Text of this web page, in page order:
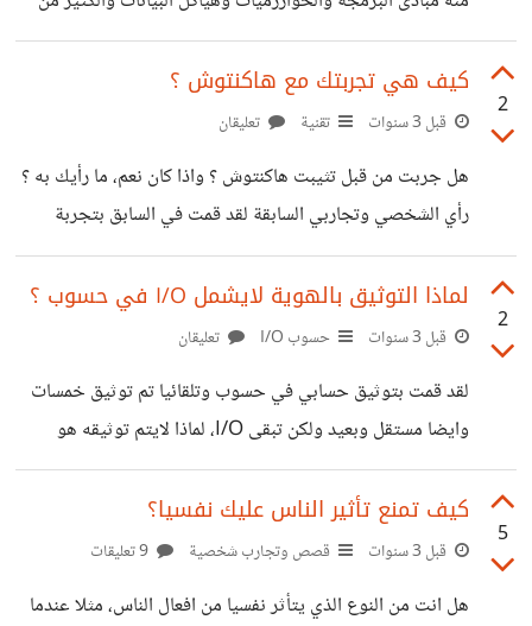
الاساسيات المهمة التي ادركت فائدتها مع مرور الزمن، ولكن بعد
4 سنين تقريبا لم اعد استخدم العربية وألاحظ انه لم تعد
تخدمني بعد الاساسيات وكل بحثي بخصوص البرمجة
كلهم ونادرا ما يكون فيهم عربي. ألا تعتقد من تجربتك ان اللغة
العربية لا تفيد في المستويات المتقدمة من العلوم الاجنبية ؟
وكيف هي وجهة
2
كيف هي تجربتك مع هاكنتوش ؟
قبل 3 سنوات تقنية تعليقان
هل جربت من قبل تثيبت هاكنتوش ؟ واذا كان نعم، ما رأيك به ؟
رأي الشخصي وتجاربي السابقة لقد قمت في السابق بتجربة
تثبيته على حاسوب مرتين، المرة الاولى كانت في 2021 وكان
معالجي ذلك الوقت حديث، فهو intel core i5 10th وقد
فشلت ولم استطع الاستمرار فيه، اما المرة الثانية فكانت في
بإعادة التشغيل ويفشل، وفي الاخير اكتشفت ان طراز الهارد
الخاص بي لا يدعمه.. ولكن ارغب في اعادة
2
لماذا التوثيق بالهوية لايشمل I/O في حسوب ؟
قبل 3 سنوات حسوب I/O تعليقان
لقد قمت بتوثيق حسابي في حسوب وتلقائيا تم توثيق خمسات
وايضا مستقل وبعيد ولكن تبقى I/O، لماذا لايتم توثيقه هو
االأخر ؟
5
كيف تمنع تأثير الناس عليك نفسيا؟
قبل 3 سنوات قصص وتجارب شخصية
هل انت من النوع الذي يتأثر نفسيا من افعال الناس، مثلا عندما